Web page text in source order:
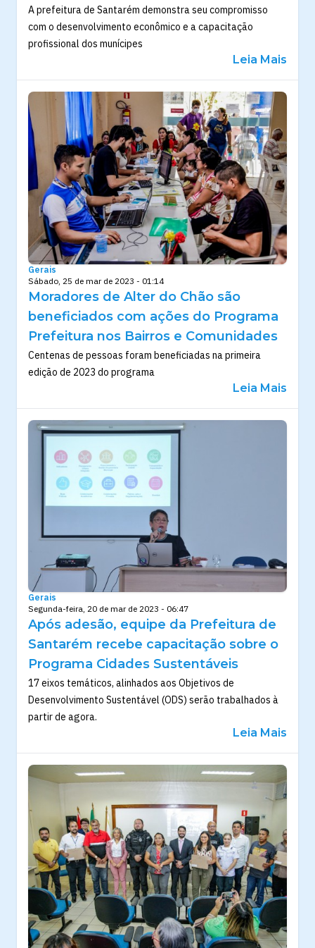
A prefeitura de Santarém demonstra seu compromisso
com o desenvolvimento econômico e a capacitação
profissional dos munícipes
Leia Mais
Gerais
Sábado, 25 de mar de 2023 - 01:14
Moradores de Alter do Chão são
beneficiados com ações do Programa
Prefeitura nos Bairros e Comunidades
Centenas de pessoas foram beneficiadas na primeira
edição de 2023 do programa
Leia Mais
Gerais
Segunda-feira, 20 de mar de 2023 - 06:47
Após adesão, equipe da Prefeitura de
Santarém recebe capacitação sobre o
Programa Cidades Sustentáveis
17 eixos temáticos, alinhados aos Objetivos de
Desenvolvimento Sustentável (ODS) serão trabalhados à
partir de agora.
Leia Mais